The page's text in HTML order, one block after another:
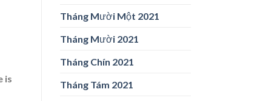
is
Tháng Mười Một 2021
Tháng Mười 2021
Tháng Chín 2021
Tháng Tám 2021